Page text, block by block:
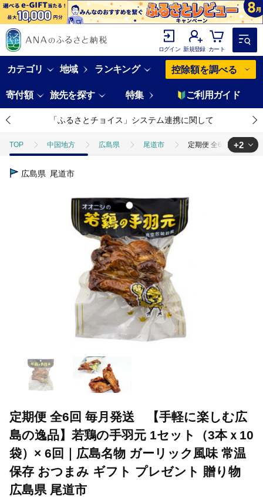
ログイン 新規登録 カート
カテゴリ 地域 ランキング 控除額を調べる
寄付額 旅先を探す 特集 ご利用ガイド
「ふるさとチョイス」システム連携に関して
TOP 中国地方 広島県 尾道市 定期便 全6回 毎月発送
TOP
+2
広島県 尾道市
定期便 全6回 毎月発送 【手軽に楽しむ広
島の逸品】若鶏の手羽元 1セット（3本ｘ10
袋）× 6回｜広島名物 ガーリック風味 常温
保存 おつまみ ギフト プレゼント 贈り物
広島県 尾道市